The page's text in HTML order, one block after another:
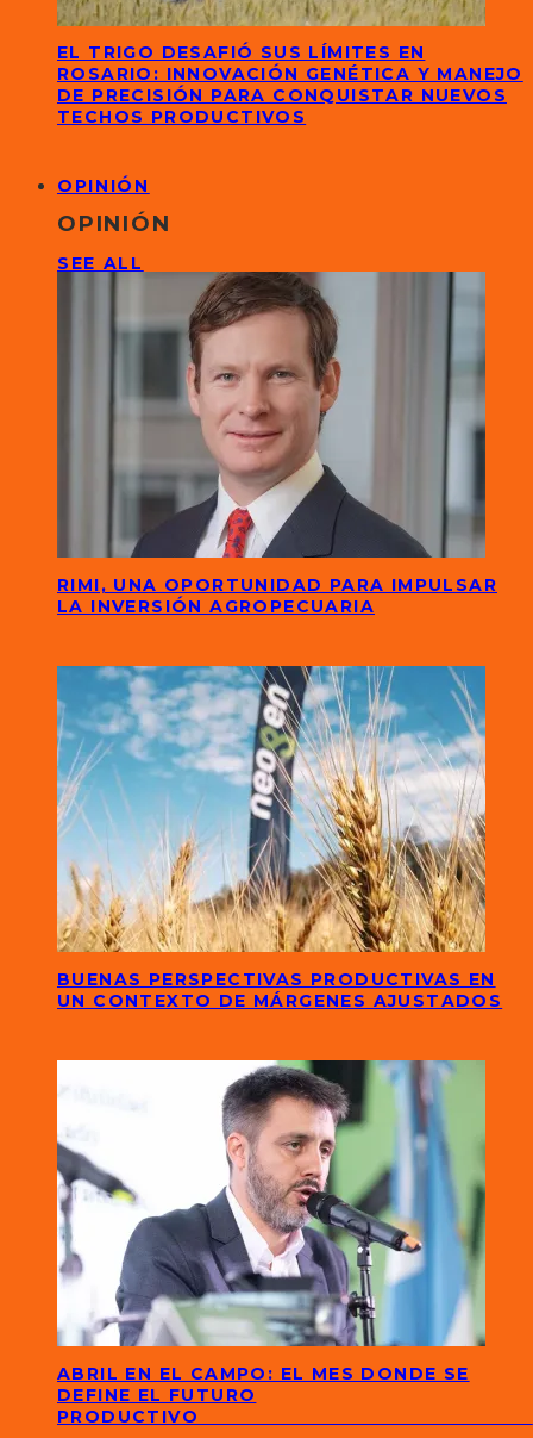
EL TRIGO DESAFIÓ SUS LÍMITES EN
ROSARIO: INNOVACIÓN GENÉTICA Y MANEJO
DE PRECISIÓN PARA CONQUISTAR NUEVOS
TECHOS PRODUCTIVOS
OPINIÓN
OPINIÓN
SEE ALL
RIMI, UNA OPORTUNIDAD PARA IMPULSAR
LA INVERSIÓN AGROPECUARIA
BUENAS PERSPECTIVAS PRODUCTIVAS EN
UN CONTEXTO DE MÁRGENES AJUSTADOS
ABRIL EN EL CAMPO: EL MES DONDE SE
DEFINE EL FUTURO
PRODUCTIVO